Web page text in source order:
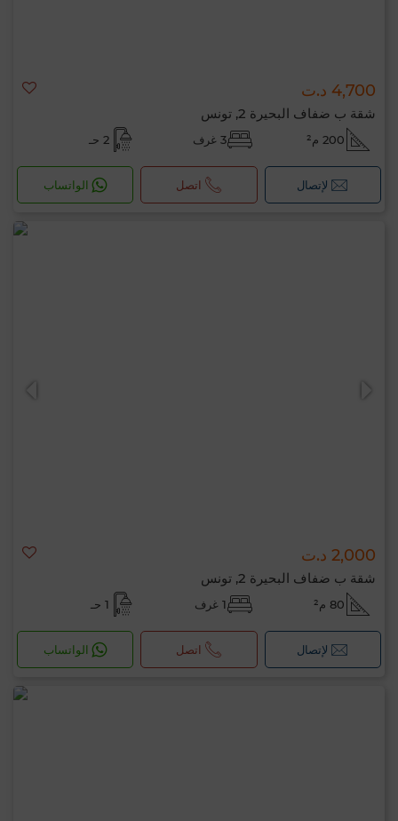
4,700 د.ت
شقة ب ضفاف البحيرة 2, تونس
200 م² 3 غرف 2 حـ
لإتصال اتصل الواتساب
2,000 د.ت
شقة ب ضفاف البحيرة 2, تونس
80 م² 1 غرف 1 حـ
لإتصال اتصل الواتساب